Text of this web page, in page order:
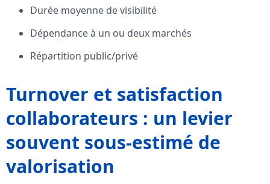
Durée moyenne de visibilité
Dépendance à un ou deux marchés
Répartition public/privé
Turnover et satisfaction
collaborateurs : un levier
souvent sous-estimé de
valorisation